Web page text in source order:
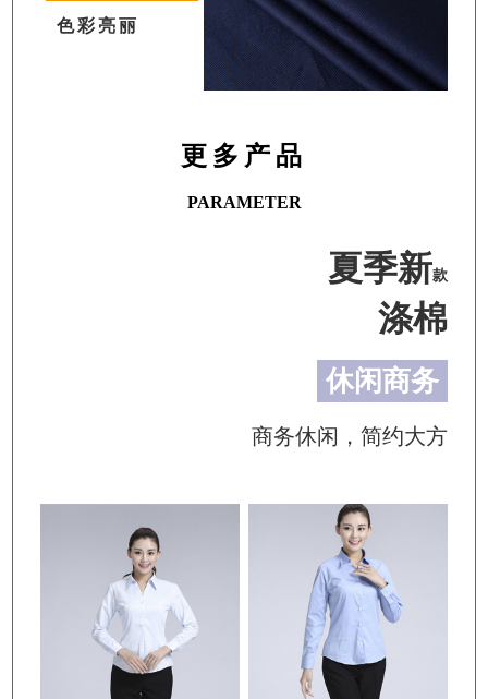
色彩亮丽
更多产品
PARAMETER
夏季新款
涤棉
休闲商务
商务休闲，简约大方